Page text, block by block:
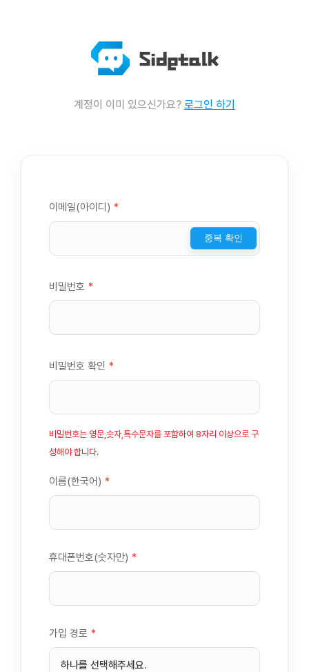
계정이 이미 있으신가요? 로그인 하기
이메일(아이디) *
중복 확인
비밀번호 *
비밀번호 확인 *
비밀번호는 영문,숫자,특수문자를 포함하여 8자리 이상으로 구
성해야 합니다.
이름(한국어) *
휴대폰번호(숫자만) *
가입 경로 *